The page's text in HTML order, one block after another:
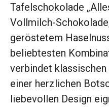
Tafelschokolade
Vollmilch-
geröstetem
beliebtesten
verbindet
einer herzlichen
liebevollen Design